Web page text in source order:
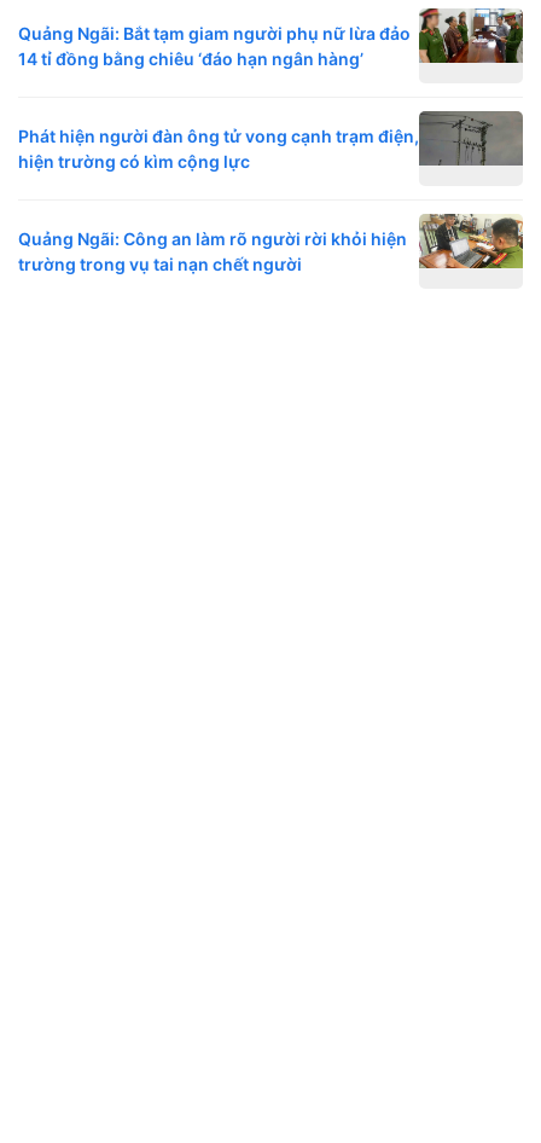
Quảng Ngãi: Bắt tạm giam người phụ nữ lừa đảo
14 tỉ đồng bằng chiêu ‘đáo hạn ngân hàng’
Phát hiện người đàn ông tử vong cạnh trạm điện,
hiện trường có kìm cộng lực
Quảng Ngãi: Công an làm rõ người rời khỏi hiện
trường trong vụ tai nạn chết người